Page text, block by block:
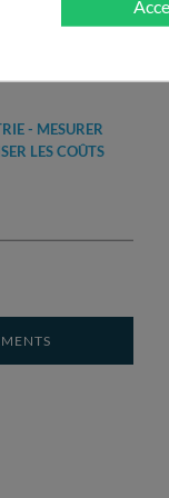
- MESURER
LES COÛTS